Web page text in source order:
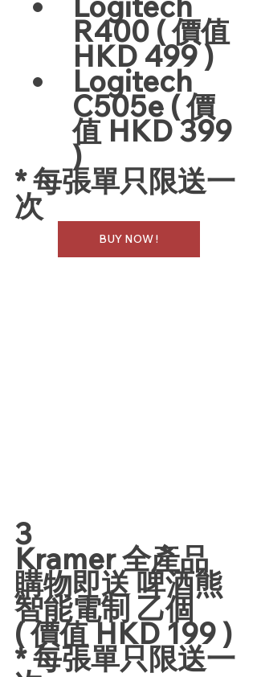
R400 ( 價值
HKD 499 )
Logitech
C505e ( 價
值 HKD 399
)
* 每張單只限送一
次
BUY NOW !
3
Kramer 全產品
購物即送 啤酒熊
智能電制 乙個
( 價值 HKD 199 )
* 每張單只限送一